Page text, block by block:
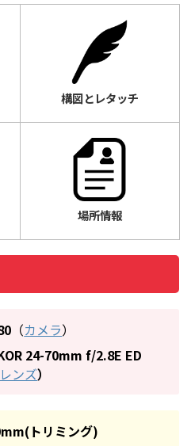
構図とレタッチ
場所情報
（カメラ）
24-70mm f/2.8E ED
ンズ）
トリミング)